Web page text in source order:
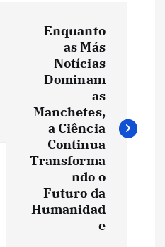
Enquanto
as Más
Notícias
Dominam
as
Manchetes,
a Ciência
Continua
Transforma
ndo o
Futuro da
Humanidad
e